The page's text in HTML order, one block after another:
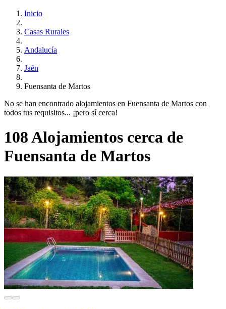
Inicio
Casas Rurales
Andalucía
Jaén
Fuensanta de Martos
No se han encontrado alojamientos en Fuensanta de Martos con
todos tus requisitos... ¡pero sí cerca!
108 Alojamientos cerca de
Fuensanta de Martos